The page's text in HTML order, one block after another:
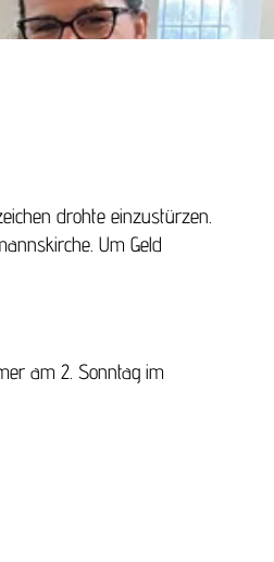
drohte einzustürzen.
Um Geld
am 2. Sonntag im